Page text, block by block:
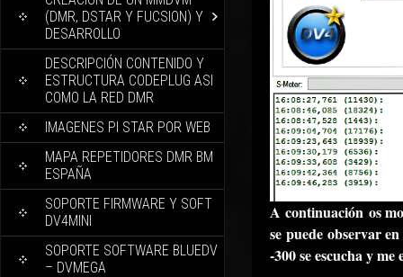
(DMR, DSTAR Y FUCSION) Y
DESARROLLO
DESCRIPCIÓN CONTENIDO Y
ESTRUCTURA CODEPLUG ASI
COMO LA RED DMR
IMAGENES PI STAR POR WEB
MAPA REPETIDORES DMR BM
ESPAÑA
SOPORTE FIRMWARE Y SOFT
DV4MINI
SOPORTE SOFTWARE BLUEDV
– DVMEGA
A continuación os
se puede observar
-300 se escucha y